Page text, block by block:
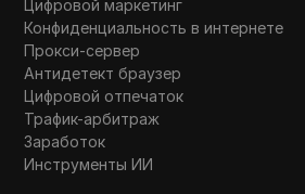
Цифровой маркетинг
Конфиденциальность в интернете
Прокси-сервер
Антидетект браузер
Цифровой отпечаток
Трафик-арбитраж
Заработок
Инструменты ИИ